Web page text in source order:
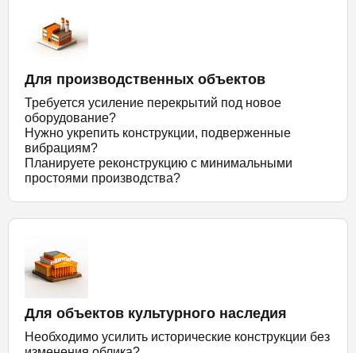
Для производственных объектов
Требуется усиление перекрытий под новое
оборудование?
Нужно укрепить конструкции, подверженные
вибрациям?
Планируете реконструкцию с минимальными
простоями производства?
Для объектов культурного наследия
Необходимо усилить исторические конструкции без